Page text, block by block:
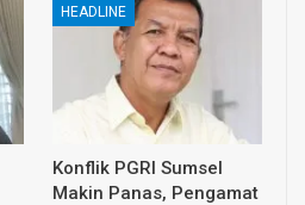
HEADLINE
Konflik PGRI Sumsel
Makin Panas, Pengamat